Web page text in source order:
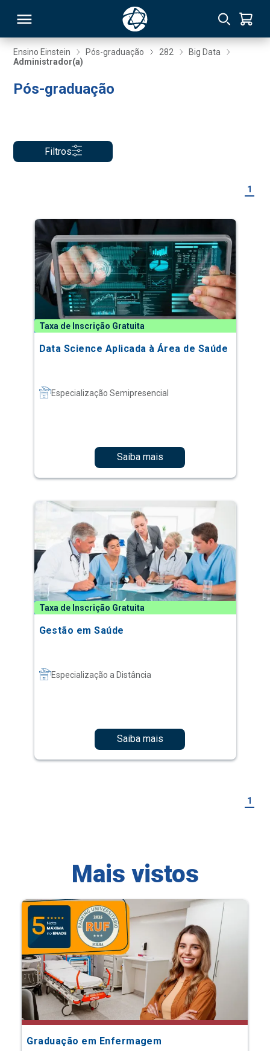
Ensino Einstein Pós-graduação 282
Big Data
Administrador(a)
Pós-graduação
Filtros
1
Taxa de Inscrição Gratuita
Data Science Aplicada à Área de Saúde
Especialização Semipresencial
Saiba mais
Taxa de Inscrição Gratuita
Gestão em Saúde
Especialização a Distância
Saiba mais
1
Mais vistos
Graduação em Enfermagem